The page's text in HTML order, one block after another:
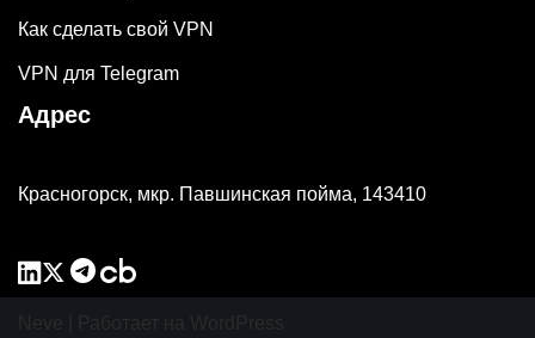
Как сделать свой VPN
VPN для Telegram
Адрес
Красногорск, мкр. Павшинская пойма, 143410
Neve | Работает на WordPress